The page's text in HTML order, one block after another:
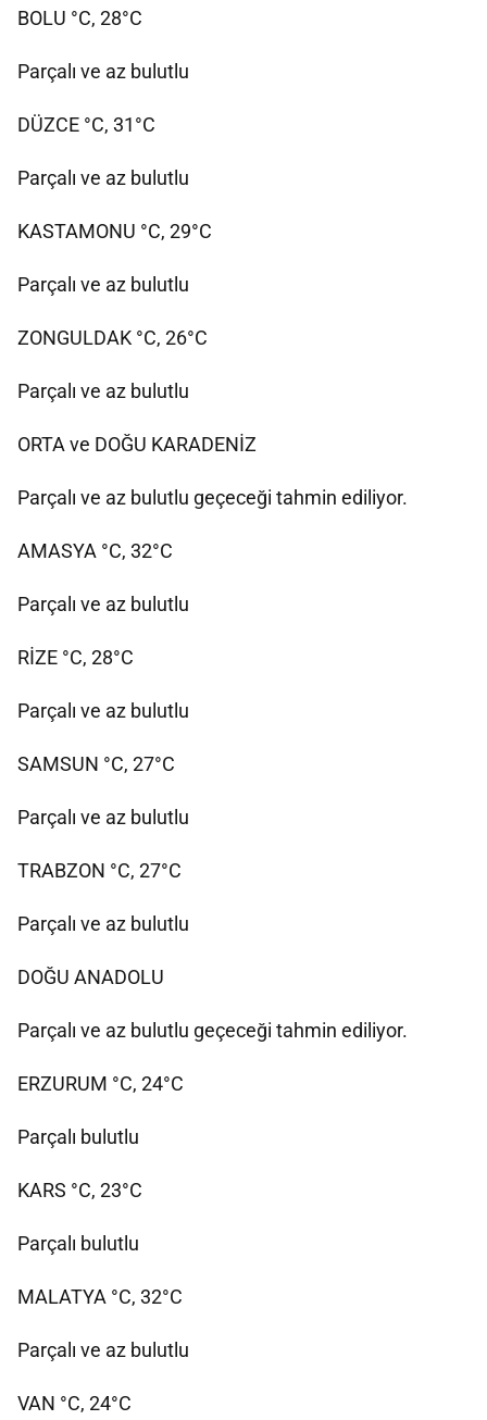
BOLU °C, 28°C
Parçalı ve az bulutlu
DÜZCE °C, 31°C
Parçalı ve az bulutlu
KASTAMONU °C, 29°C
Parçalı ve az bulutlu
ZONGULDAK °C, 26°C
Parçalı ve az bulutlu
ORTA ve DOĞU KARADENİZ
Parçalı ve az bulutlu geçeceği tahmin ediliyor.
AMASYA °C, 32°C
Parçalı ve az bulutlu
RİZE °C, 28°C
Parçalı ve az bulutlu
SAMSUN °C, 27°C
Parçalı ve az bulutlu
TRABZON °C, 27°C
Parçalı ve az bulutlu
DOĞU ANADOLU
Parçalı ve az bulutlu geçeceği tahmin ediliyor.
ERZURUM °C, 24°C
Parçalı bulutlu
KARS °C, 23°C
Parçalı bulutlu
MALATYA °C, 32°C
Parçalı ve az bulutlu
VAN °C, 24°C